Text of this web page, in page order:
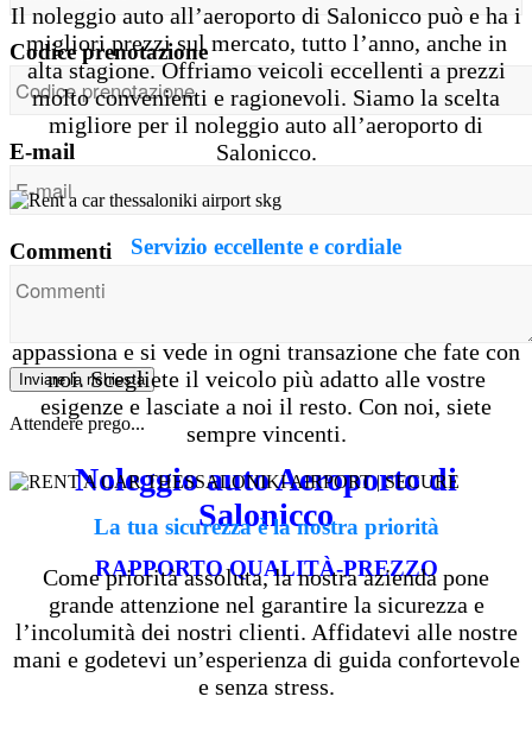
Codice prenotazione
E-mail
Commenti
Inviare la richiesta
Attendere prego...
Noleggio auto Aeroporto di
Salonicco
RAPPORTO QUALITÀ-PREZZO
Il noleggio auto all’aeroporto di Salonicco può e ha i
migliori prezzi sul mercato, tutto l’anno, anche in
alta stagione. Offriamo veicoli eccellenti a prezzi
molto convenienti e ragionevoli. Siamo la scelta
migliore per il noleggio auto all’aeroporto di
Salonicco.
Servizio eccellente e cordiale
Scegliendo la nostra azienda, godrete di un servizio
appassiona e si vede in ogni transazione che fate con
noi. Scegliete il veicolo più adatto alle vostre
esigenze e lasciate a noi il resto. Con noi, siete
sempre vincenti.
La tua sicurezza è la nostra priorità
Come priorità assoluta, la nostra azienda pone
grande attenzione nel garantire la sicurezza e
l’incolumità dei nostri clienti. Affidatevi alle nostre
mani e godetevi un’esperienza di guida confortevole
e senza stress.